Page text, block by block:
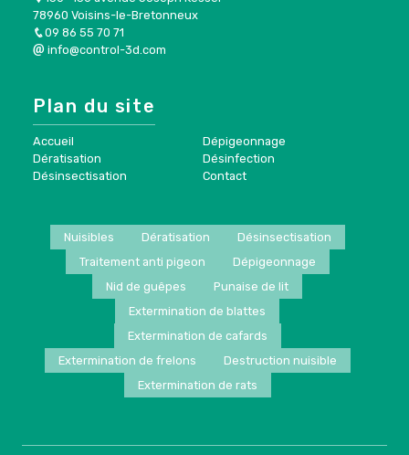
78960 Voisins-le-Bretonneux
09 86 55 70 71
info@control-3d.com
Plan du site
Accueil
Dératisation
Désinsectisation
Dépigeonnage
Désinfection
Contact
Nuisibles Dératisation
Désinsectisation
Traitement anti pigeon
Dépigeonnage
Nid de guêpes
Punaise de lit
Extermination de blattes
Extermination de cafards
Extermination de frelons
Destruction nuisible
Extermination de rats